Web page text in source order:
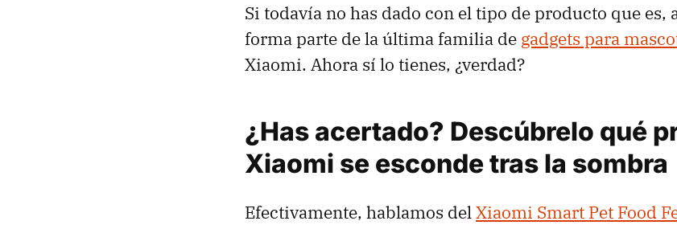
Si todavía no has dado con el tipo de producto que es,
forma parte de la última familia de gadgets para
Xiaomi. Ahora sí lo tienes, ¿verdad?
¿Has acertado? Descúbrelo qué
Xiaomi se esconde tras la sombra
Efectivamente, hablamos delXiaomi Smart Pet Food